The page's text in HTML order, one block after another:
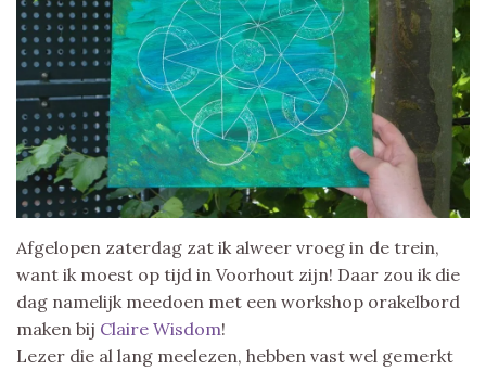
Afgelopen zaterdag zat ik alweer vroeg in de trein,
want ik moest op tijd in Voorhout zijn! Daar zou ik die
dag namelijk meedoen met een workshop orakelbord
maken bij Claire Wisdom!
Lezer die al lang meelezen, hebben vast wel gemerkt